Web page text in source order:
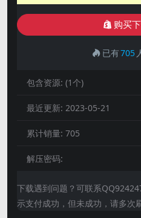
购买
已有705
包含资源: (1个)
最近更新: 2023-05-21
累计销量: 705
解压密码:
下载遇到问题？可联系
示支付成功，但未成功，请多次